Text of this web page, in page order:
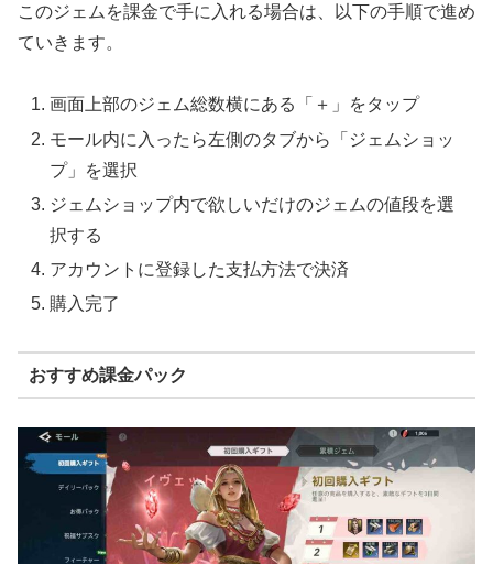
このジェムを課金で手に入れる場合は、以下の手順で進め
ていきます。
画面上部のジェム総数横にある「＋」をタップ
モール内に入ったら左側のタブから「ジェムショッ
プ」を選択
ジェムショップ内で欲しいだけのジェムの値段を選
択する
アカウントに登録した支払方法で決済
購入完了
おすすめ課金パック